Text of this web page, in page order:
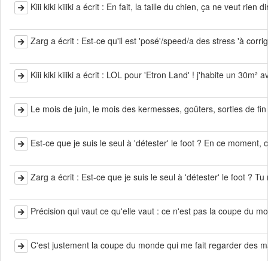
Kiii kiki kiiiki a écrit : En fait, la taille du chien, ça ne veut rien
Zarg a écrit : Est-ce qu'il est 'posé'/speed/a des stress 'à
Kiii kiki kiiiki a écrit : LOL pour 'Etron Land' ! j'habite un 30m²
Le mois de juin, le mois des kermesses, goûters, sorties de
Est-ce que je suis le seul à 'détester' le foot ? En ce
Zarg a écrit : Est-ce que je suis le seul à 'détester' le foot ?
Précision qui vaut ce qu'elle vaut : ce n'est pas la coupe du
C'est justement la coupe du monde qui me fait regarder des